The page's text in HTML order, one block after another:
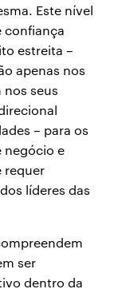
Este nível
confiança
estreita –
apenas nos
seus
– para os
negócio e
requer
líderes das
ser
dentro da